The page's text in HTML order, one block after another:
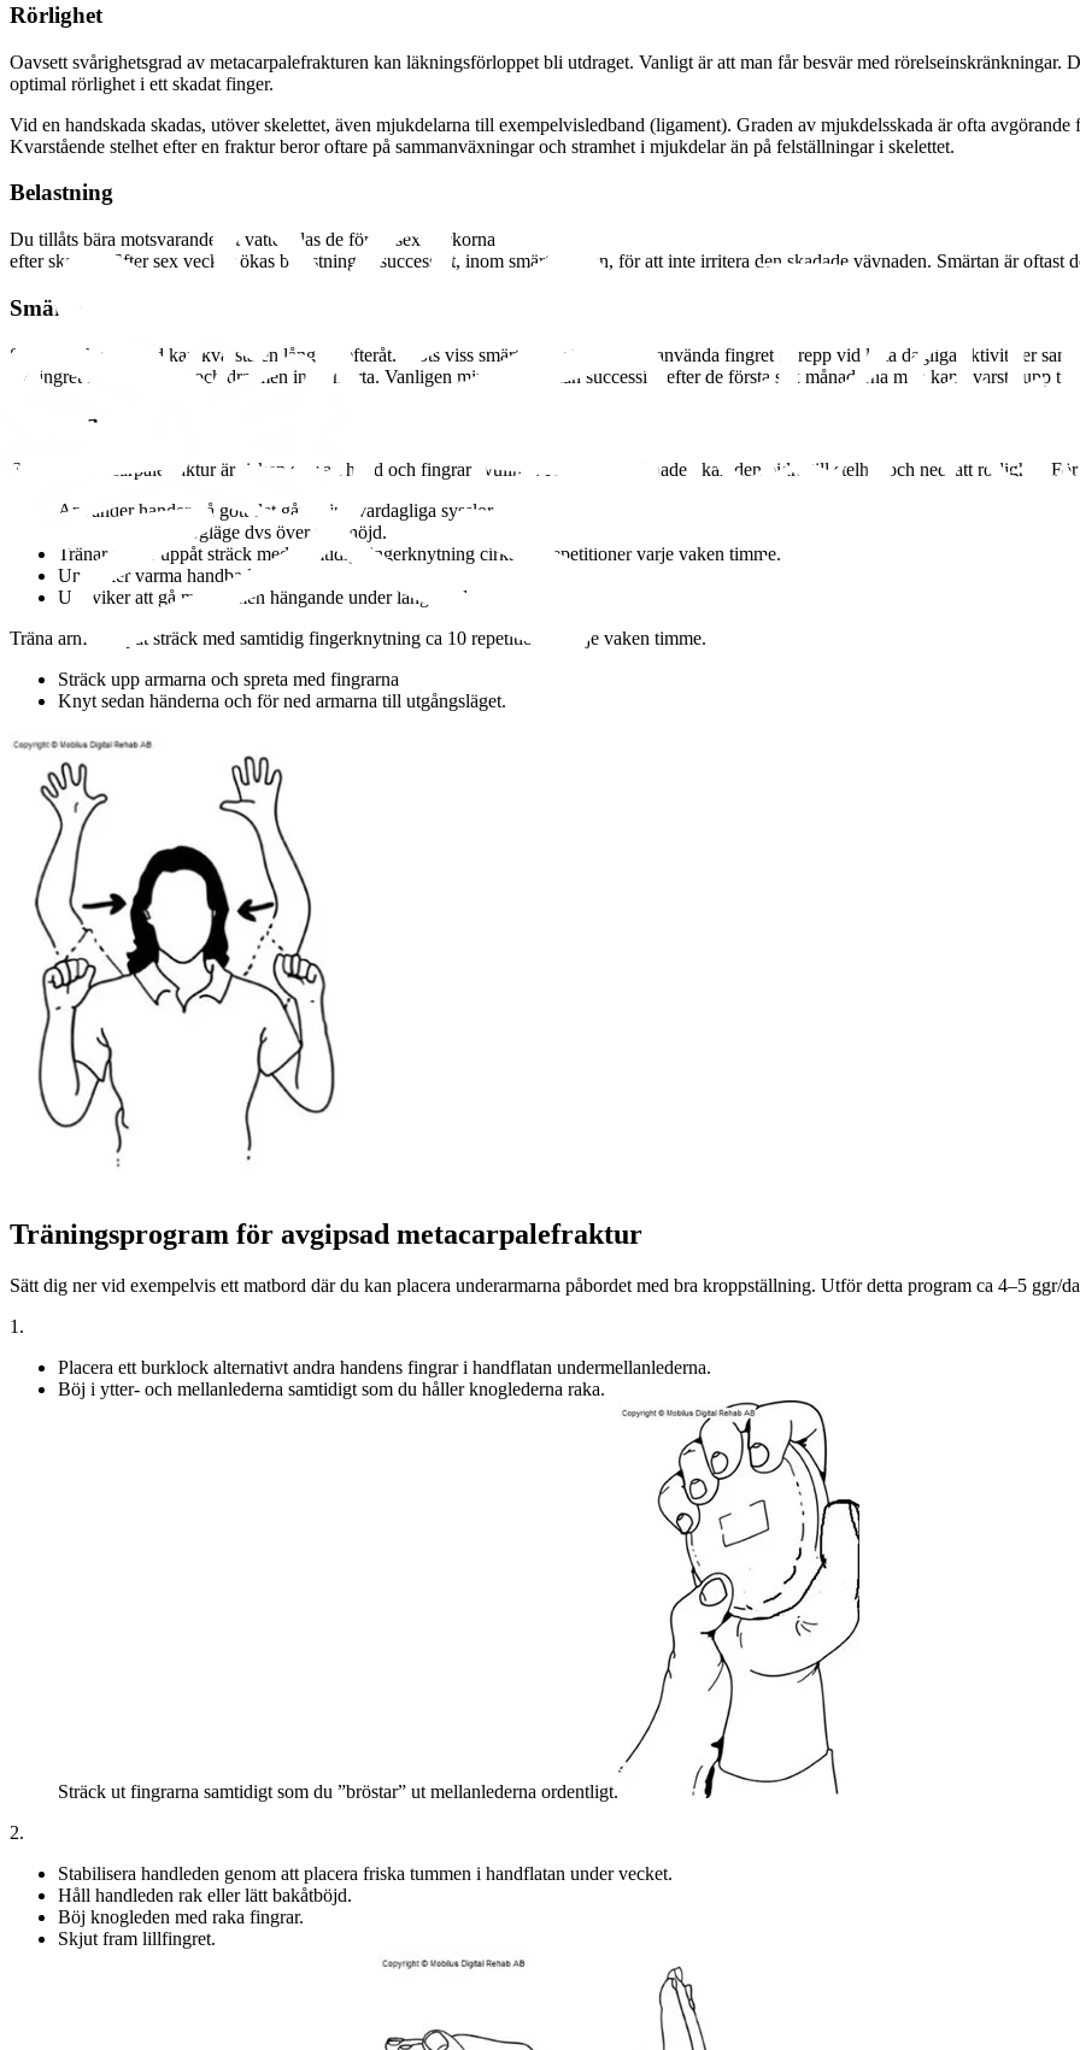
Rörlighet
Oavsett svårighetsgrad av metacarpalefrakturen kan läkningsförloppet bli utdraget. Vanligt är att man får besvär med rörelseinskränkningar.
optimal rörlighet i ett skadat finger.
Vid en handskada skadas, utöver skelettet, även mjukdelarna till exempelvisledband (ligament). Graden av mjukdelsskada är ofta
Kvarstående stelhet efter en fraktur beror oftare på sammanväxningar och stramhet i mjukdelar än på felställningar i skelettet.
Belastning
Du tillåts bära motsvarande ett vattenglas de första sex veckorna
efter skadan. Efter sex veckor ökas belastningen successivt, inom smärtgränsen, för att inte irritera den skadade vävnaden. Smärtan är oftast
Smärta
Smärta och svullnad kan kvarstå en lång tid efteråt. Trots viss smärta är det viktigt att använda fingret i grepp vid lätta dagliga aktiviteter
av fingret får det strama och dra men inte smärta. Vanligen minskar smärtan successivt efter de första sex månaderna men kan kvarstå upp till
Svullnad
Efter en metacarpalefraktur är risken stor att hand och fingrar svullnar. Kvarstår svullnaden kan den bidra till stelhet och nedsatt rörlighet.
Använder handen så gott det går i dina vardagliga sysslor.
Håller handen i högläge dvs över hjärthöjd.
Tränar armar uppåt sträck med samtidig fingerknytning cirka 10 repetitioner varje vaken timme.
Undviker varma handbad.
Undviker att gå med armen hängande under längre tid.
Träna armar uppåt sträck med samtidig fingerknytning ca 10 repetitioner varje vaken timme.
Sträck upp armarna och spreta med fingrarna
Knyt sedan händerna och för ned armarna till utgångsläget.
Träningsprogram för avgipsad metacarpalefraktur
Sätt dig ner vid exempelvis ett matbord där du kan placera underarmarna påbordet med bra kroppställning. Utför detta program ca 4–5 ggr/
1.
Placera ett burklock alternativt andra handens fingrar i handflatan undermellanlederna.
Böj i ytter- och mellanlederna samtidigt som du håller knoglederna raka.
Sträck ut fingrarna samtidigt som du ”bröstar” ut mellanlederna ordentligt.
2.
Stabilisera handleden genom att placera friska tummen i handflatan under vecket.
Håll handleden rak eller lätt bakåtböjd.
Böj knogleden med raka fingrar.
Skjut fram lillfingret.